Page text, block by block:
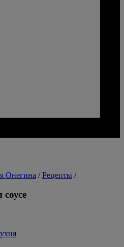
Онегина /Рецепты /